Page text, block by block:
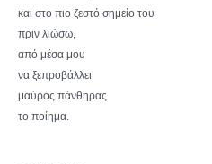
και στο πιο ζεστό σημείο του
πριν λιώσω,
από μέσα μου
να ξεπροβάλλει
μαύρος πάνθηρας
το ποίημα.